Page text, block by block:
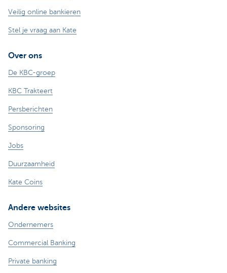
Veilig online bankieren
Stel je vraag aan Kate
Over ons
De KBC-groep
KBC Trakteert
Persberichten
Sponsoring
Jobs
Duurzaamheid
Kate Coins
Andere websites
Ondernemers
Commercial Banking
Private banking